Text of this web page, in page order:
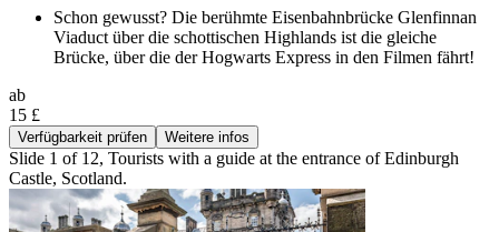
Schon gewusst? Die berühmte Eisenbahnbrücke Glenfinnan
Viaduct über die schottischen Highlands ist die gleiche
Brücke, über die der Hogwarts Express in den Filmen fährt!
ab
15 £
Verfügbarkeit prüfen Weitere infos
Slide 1 of 12, Tourists with a guide at the entrance of Edinburgh
Castle, Scotland.